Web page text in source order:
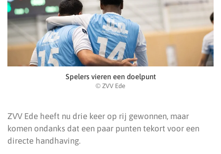
Spelers vieren een doelpunt
© ZVV Ede
ZVV Ede heeft nu drie keer op rij gewonnen, maar
komen ondanks dat een paar punten tekort voor een
directe handhaving.